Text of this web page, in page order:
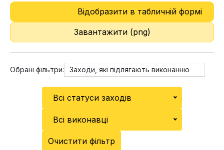
Відобразити в табличній формі
Завантажити (png)
Обрані фільтри: Заходи, які підлягають виконанню
Всі статуси заходів
Всі виконавці
Очистити фільтр